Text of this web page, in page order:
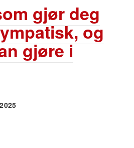
gjør deg
og
gjøre i